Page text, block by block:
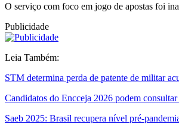
O serviço com foco em jogo de apostas foi
Publicidade
Leia Também:
STM determina perda de patente de militar
Candidatos do Encceja 2026 podem
Saeb 2025: Brasil recupera nível pré-